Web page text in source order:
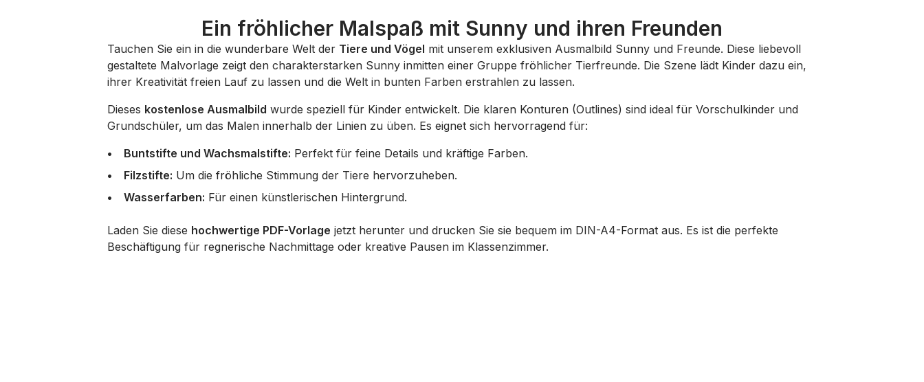
Ein fröhlicher Malspaß mit Sunny und ihren Freunden
Tauchen Sie ein in die wunderbare Welt der Tiere und Vögel mit unserem exklusiven Ausmalbild Sunny und Freunde. Diese liebevoll
gestaltete Malvorlage zeigt den charakterstarken Sunny inmitten einer Gruppe fröhlicher Tierfreunde. Die Szene lädt Kinder dazu ein,
ihrer Kreativität freien Lauf zu lassen und die Welt in bunten Farben erstrahlen zu lassen.
Dieses kostenlose Ausmalbild wurde speziell für Kinder entwickelt. Die klaren Konturen (Outlines) sind ideal für Vorschulkinder und
Grundschüler, um das Malen innerhalb der Linien zu üben. Es eignet sich hervorragend für:
Buntstifte und Wachsmalstifte: Perfekt für feine Details und kräftige Farben.
Filzstifte: Um die fröhliche Stimmung der Tiere hervorzuheben.
Wasserfarben: Für einen künstlerischen Hintergrund.
Laden Sie diese hochwertige PDF-Vorlage jetzt herunter und drucken Sie sie bequem im DIN-A4-Format aus. Es ist die perfekte
Beschäftigung für regnerische Nachmittage oder kreative Pausen im Klassenzimmer.